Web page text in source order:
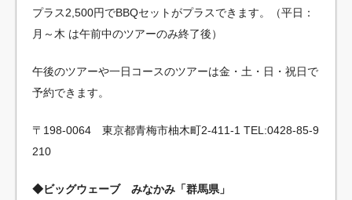
プラス2,500円でBBQセットがプラスできます。（平日：
月～木 は午前中のツアーのみ終了後）
午後のツアーや一日コースのツアーは金・土・日・祝日で
予約できます。
〒198-0064 東京都青梅市柚木町2-411-1 TEL:0428-85-9
210
◆ビッグウェーブ みなかみ「群馬県」